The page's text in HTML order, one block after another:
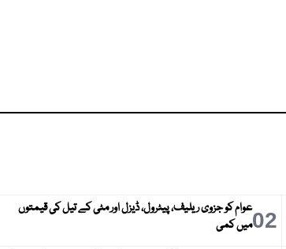
02عوام کو جزوی ریلیف، پیٹرول، ڈیزل اور مٹی کے تیل کی قیمتوں
میں کمی